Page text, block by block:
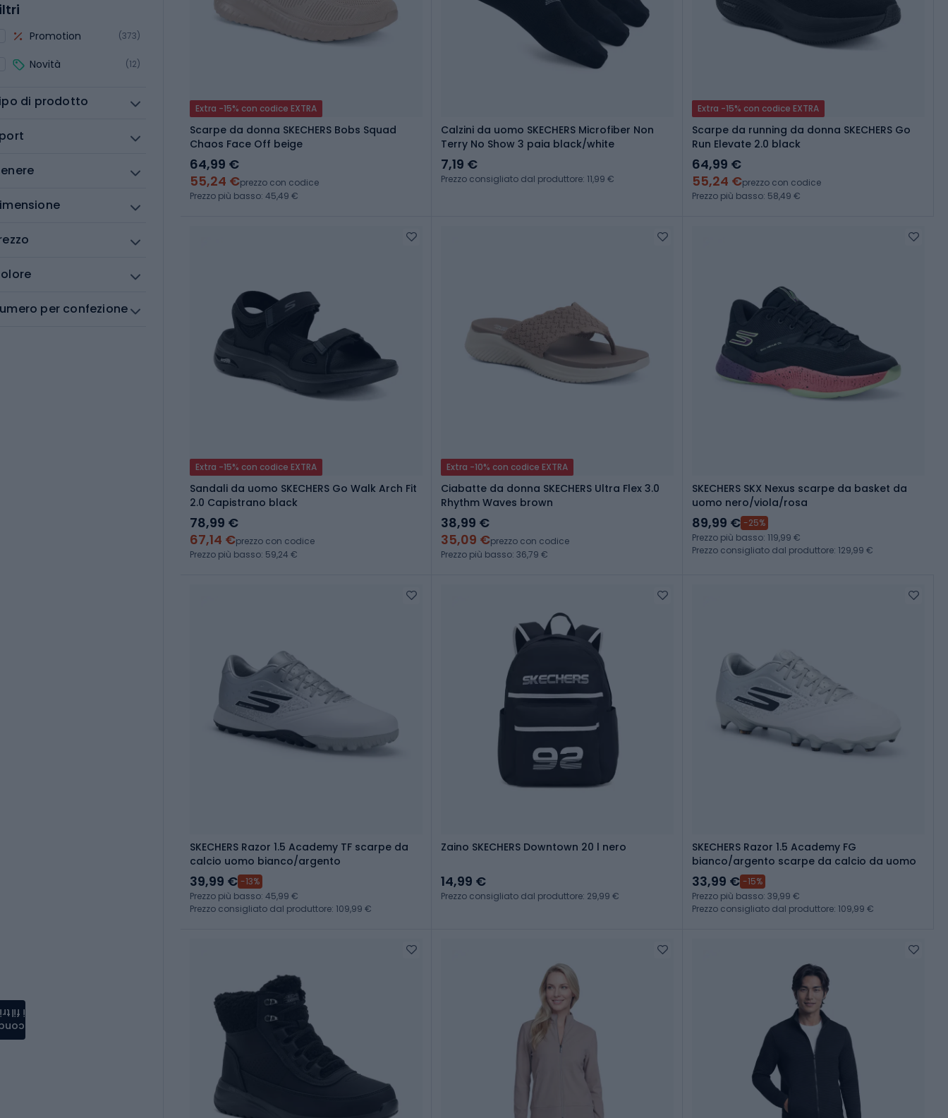
Promotion (373)
Novità (12)
di prodotto
per confezione
Extra -15% con codice EXTRA
Scarpe da donna SKECHERS Bobs Squad
Chaos Face Off beige
64,99 €
55,24 €prezzo con codice
Prezzo più basso: 45,49 €
Calzini da uomo SKECHERS Microfiber Non
Terry No Show 3 paia black/white
7,19 €
Prezzo consigliato dal produttore: 11,99 €
Extra -15% con codice EXTRA
Scarpe da running da donna SKECHERS Go
Run Elevate 2.0 black
64,99 €
55,24 €prezzo con codice
Prezzo più basso: 58,49 €
Extra -15% con codice EXTRA
Sandali da uomo SKECHERS Go Walk Arch Fit
2.0 Capistrano black
78,99 €
67,14 €prezzo con codice
Prezzo più basso: 59,24 €
Extra -10% con codice EXTRA
Ciabatte da donna SKECHERS Ultra Flex 3.0
Rhythm Waves brown
38,99 €
35,09 €prezzo con codice
Prezzo più basso: 36,79 €
SKECHERS SKX Nexus scarpe da basket da
uomo nero/viola/rosa
89,99 € -25%
Prezzo più basso: 119,99 €
Prezzo consigliato dal produttore: 129,99 €
SKECHERS Razor 1.5 Academy TF scarpe da
calcio uomo bianco/argento
39,99 € -13%
Prezzo più basso: 45,99 €
Prezzo consigliato dal produttore: 109,99 €
Zaino SKECHERS Downtown 20 l nero
14,99 €
Prezzo consigliato dal produttore: 29,99 €
SKECHERS Razor 1.5 Academy FG
bianco/argento scarpe da calcio da uomo
33,99 € -15%
Prezzo più basso: 39,99 €
Prezzo consigliato dal produttore: 109,99 €
i filtri